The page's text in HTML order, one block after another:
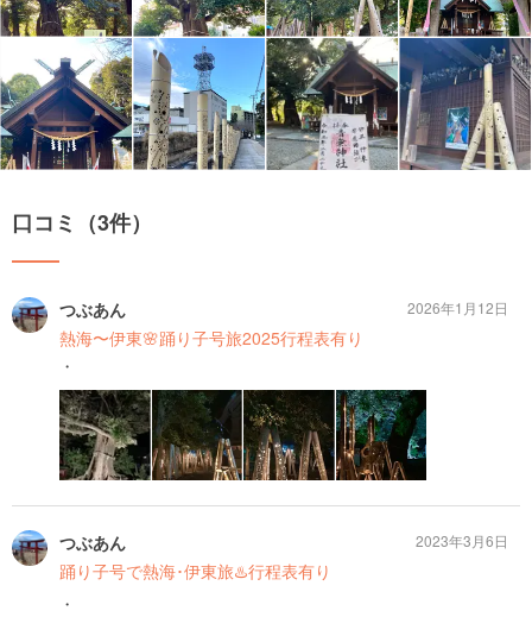
口コミ（3件）
つぶあん
熱海〜伊東🌸踊り子号旅2025行程表有り
・
2026年1月12日
つぶあん
踊り子号で熱海･伊東旅♨️行程表有り
・
2023年3月6日